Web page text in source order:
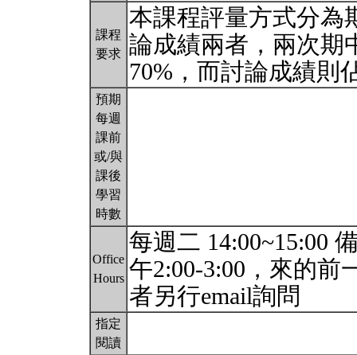
課程
要求
本課程評量方式分為
論成績兩者，兩次期
70%，而討論成績則
預期
每週
課前
或/與
課後
學習
時數
Office
Hours
每週二 14:00~15:00
午2:00-3:00，來的前
者另行email詢問
指定
閱讀